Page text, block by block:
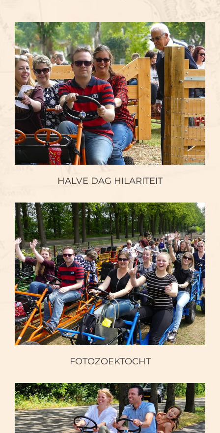
HALVE DAG HILARITEIT
HALVE DAG HILARITEIT
FOTOZOEKTOCHT
FOTOZOEKTOCHT